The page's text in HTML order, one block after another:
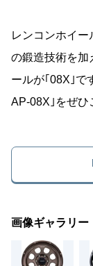
レンコンホイ
の鍛造技術を加
ールが｢08X｣で
AP-08X｣をぜひ
画像ギャラリー